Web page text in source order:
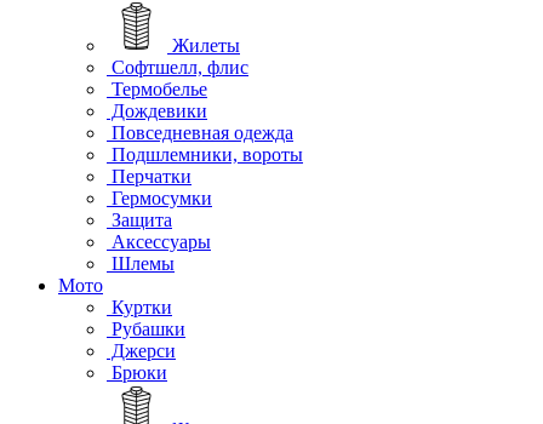
Жилеты
Софтшелл, флис
Термобелье
Дождевики
Повседневная одежда
Подшлемники, вороты
Перчатки
Гермосумки
Защита
Аксессуары
Шлемы
Мото
Куртки
Рубашки
Джерси
Брюки